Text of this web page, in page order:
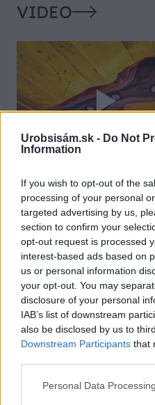
Urobsisám.sk - Do Not
Information
If you wish to opt-out of the
processing of your personal
targeted advertising by us,
section to confirm your
opt-out request is processed
interest-based ads based on
us or personal information
your opt-out. You may
disclosure of your personal
IAB’s list of downstream
also be disclosed by us to
Downstream Participants that
Please note that this website/
Personal Data
VIDEO
Chcete dominantu
ktorá pritiahne
Vyrobte si takéto
orechové svietidlo
NAJČÍTANEJŠIE
TÝŽDEŇ
vysaďte na